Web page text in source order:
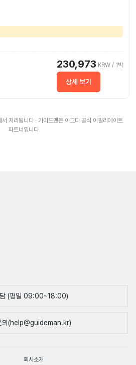
230,973 KRW / 1박
상세 보기
처리됩니다 · 가이드맨은 아고다 공식 어필리에이트
파트너입니다
담 (평일 09:00~18:00)
의(help@guideman.kr)
회사소개